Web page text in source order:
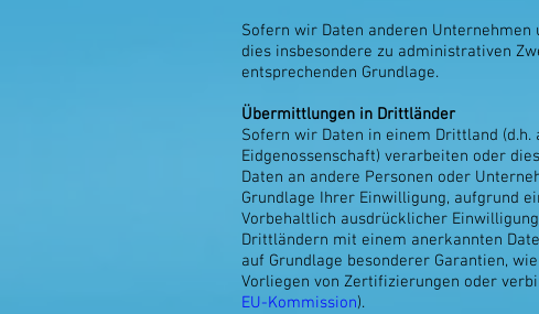
Sofern wir Daten anderen
dies insbesondere zu administrativen
entsprechenden Grundlage.
Übermittlungen in Drittländer
Sofern wir Daten in einem Drittland (d.h.
Eidgenossenschaft) verarbeiten oder
Daten an andere Personen oder
Grundlage Ihrer Einwilligung, aufgrund
Vorbehaltlich ausdrücklicher
Drittländern mit einem anerkannten
auf Grundlage besonderer Garantien,
Vorliegen von Zertifizierungen oder
EU-Kommission).